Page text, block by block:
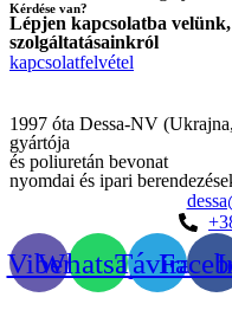
Kérdése van?
Lépjen kapcsolatba
szolgáltatásainkról
kapcsolatfelvétel
1997 óta Dessa-NV
gyártója
és poliuretán bevonat
nyomdai és ipari
ViberWhatsappTávirat